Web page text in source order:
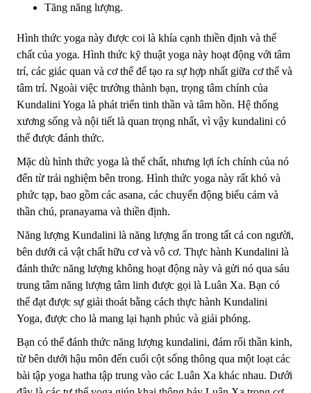
Tăng năng lượng.
Hình thức yoga này được coi là khía cạnh thiền định và thể
chất của yoga. Hình thức kỹ thuật yoga này hoạt động với tâm
trí, các giác quan và cơ thể để tạo ra sự hợp nhất giữa cơ thể và
tâm trí. Ngoài việc trưởng thành bạn, trọng tâm chính của
Kundalini Yoga là phát triển tinh thần và tâm hồn. Hệ thống
xương sống và nội tiết là quan trọng nhất, vì vậy kundalini có
thể được đánh thức.
Mặc dù hình thức yoga là thể chất, nhưng lợi ích chính của nó
đến từ trải nghiệm bên trong. Hình thức yoga này rất khó và
phức tạp, bao gồm các asana, các chuyển động biểu cảm và
thần chú, pranayama và thiền định.
Năng lượng Kundalini là năng lượng ẩn trong tất cả con người,
bên dưới cả vật chất hữu cơ và vô cơ. Thực hành Kundalini là
đánh thức năng lượng không hoạt động này và gửi nó qua sáu
trung tâm năng lượng tâm linh được gọi là Luân Xa. Bạn có
thể đạt được sự giải thoát bằng cách thực hành Kundalini
Yoga, được cho là mang lại hạnh phúc và giải phóng.
Bạn có thể đánh thức năng lượng kundalini, đám rối thần kinh,
từ bên dưới hậu môn đến cuối cột sống thông qua một loạt các
bài tập yoga hatha tập trung vào các Luân Xa khác nhau. Dưới